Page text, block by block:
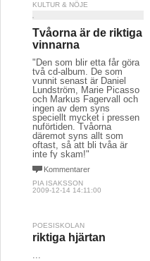
KULTUR & NÖJE
Tvåorna är de riktiga
vinnarna
"Den som blir etta får göra
två cd-album. De som
vunnit senast är Daniel
Lundström, Marie Picasso
och Markus Fagervall och
ingen av dem syns
speciellt mycket i pressen
nuförtiden. Tvåorna
däremot syns allt som
oftast, så att bli tvåa är
inte fy skam!"
Kommentarer
PIA ISAKSSON
2009-12-14 14:11:00
POESISKOLAN
riktiga hjärtan
...